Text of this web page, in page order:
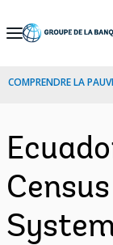
Skip
Navigation
COMPRENDRE LA